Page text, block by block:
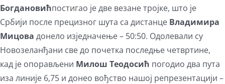
Богдановићпостигао је две везане тројке, што је
Србији после прецизног шута са дистанце Владимира
Мицова донело изједначење – 50:50. Одолевали су
Новозеланђани све до почетка последње четвртине,
кад је опорављени Милош Теодосић погодио два пута
иза линије 6,75 и донео вођство нашој репрезентацији –